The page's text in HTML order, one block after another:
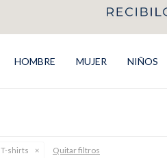
HOMBRE MUJER NIÑOS
T-shirts Quitar filtros